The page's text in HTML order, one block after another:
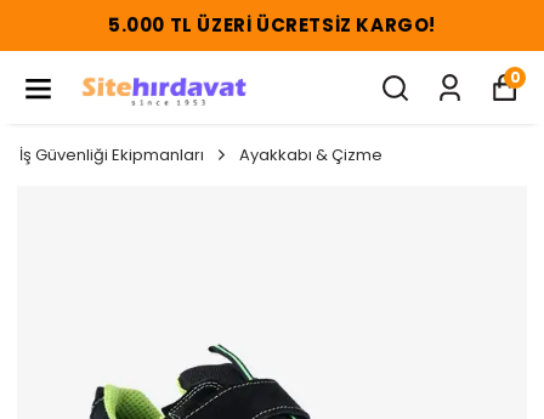
5.000 TL ÜZERI ÜCRETSIZ KARGO!
0
İş Güvenliği Ekipmanları Ayakkabı & Çizme